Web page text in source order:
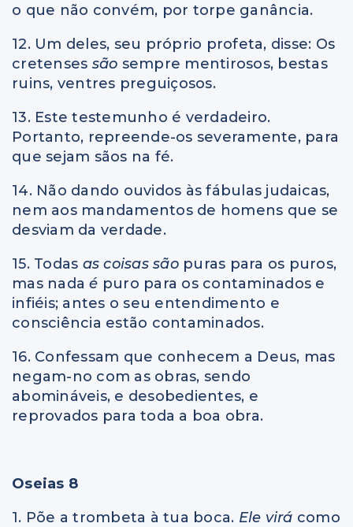
o que não convém, por torpe ganância.
12. Um deles, seu próprio profeta, disse: Os
cretenses são sempre mentirosos, bestas
ruins, ventres preguiçosos.
13. Este testemunho é verdadeiro.
Portanto, repreende-os severamente, para
que sejam sãos na fé.
14. Não dando ouvidos às fábulas judaicas,
nem aos mandamentos de homens que se
desviam da verdade.
15. Todas as coisas são puras para os puros,
mas nadaé puro para os contaminados e
infiéis; antes o seu entendimento e
consciência estão contaminados.
16. Confessam que conhecem a Deus, mas
negam-no com as obras, sendo
abomináveis, e desobedientes, e
reprovados para toda a boa obra.
Oseias 8
1. Põe a trombeta à tua boca. Ele virá como